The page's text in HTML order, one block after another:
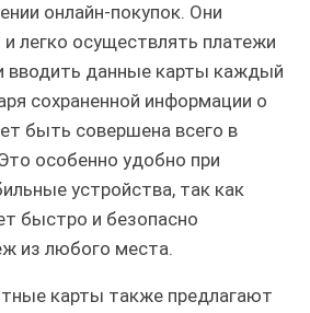
онлайн-покупок. Они
легко осуществлять платежи
вводить данные карты каждый
сохраненной информации о
быть совершена всего в
особенно удобно при
устройства, так как
быстро и безопасно
из любого места.
карты также предлагают